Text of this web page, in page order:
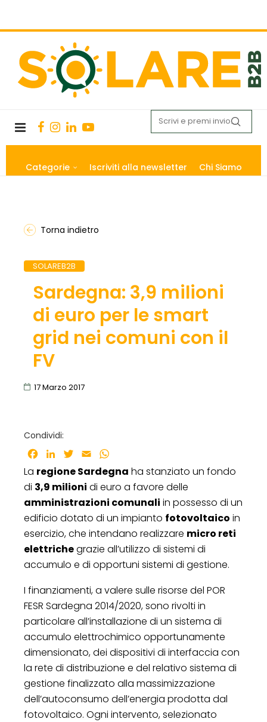
Categorie Iscriviti alla newsletter Chi Siamo
Torna indietro
SOLAREB2B
Sardegna: 3,9 milioni
di euro per le smart
grid nei comuni con il
FV
17 Marzo 2017
Condividi:
Facebook
LinkedInTwitter
Email
La regione Sardegna ha stanziato un fondo
di 3,9 milioni di euro a favore delle
amministrazioni comunali in possesso di un
edificio dotato di un impianto fotovoltaico in
esercizio, che intendano realizzare micro reti
elettrichegrazie all’utilizzo di sistemi di
accumulo e di opportuni sistemi di gestione.
I finanziamenti, a valere sulle risorse del POR
FESR Sardegna 2014/2020, sono rivolti in
particolare all’installazione di un sistema di
accumulo elettrochimico opportunamente
dimensionato, dei dispositivi di interfaccia con
la rete di distribuzione e del relativo sistema di
gestione finalizzato alla massimizzazione
dell’autoconsumo dell’energia prodotta dal
fotovoltaico. Ogni intervento, selezionato